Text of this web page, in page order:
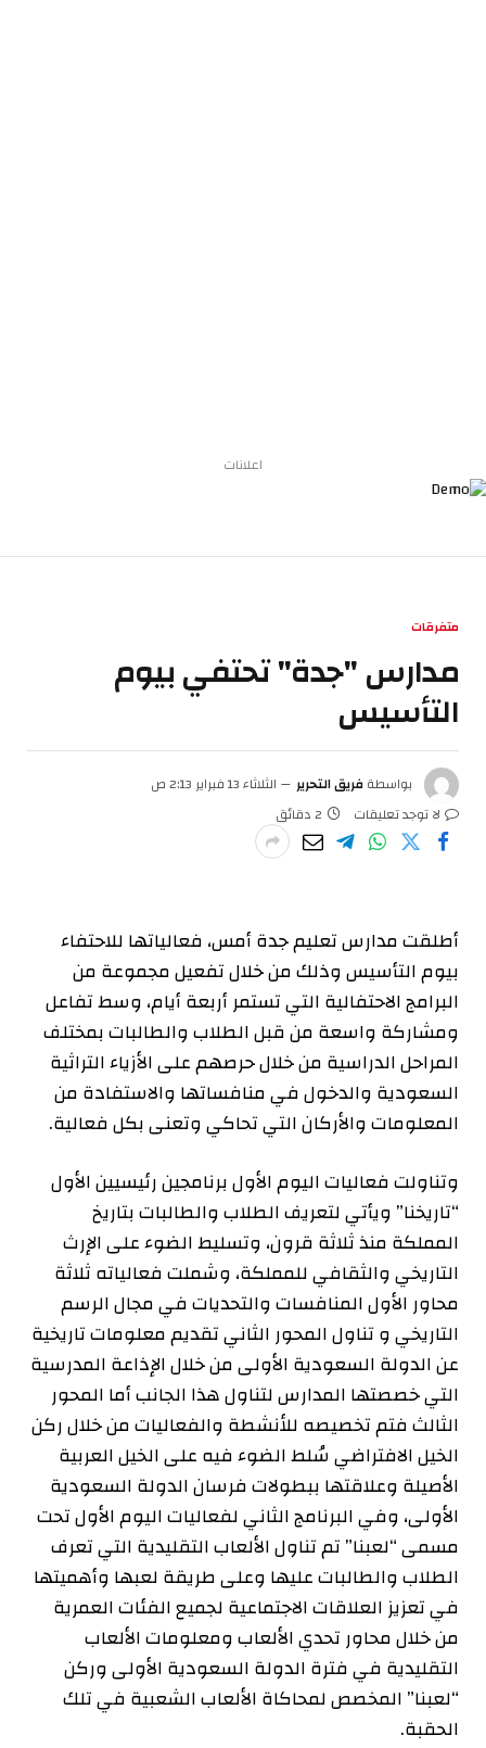
اعلانات
متفرقات
مدارس "جدة" تحتفي بيوم
التأسيس
بواسطةفريق التحرير
الثلاثاء 13 فبراير 2:13 ص
لا توجد تعليقات
2 دقائق
أطلقت مدارس تعليم جدة أمس، فعالياتها للاحتفاء
بيوم التأسيس وذلك من خلال تفعيل مجموعة من
البرامج الاحتفالية التي تستمر أربعة أيام، وسط تفاعل
ومشاركة واسعة من قبل الطلاب والطالبات بمختلف
المراحل الدراسية من خلال حرصهم على الأزياء التراثية
السعودية والدخول في منافساتها والاستفادة من
المعلومات والأركان التي تحاكي وتعنى بكل فعالية.
وتناولت فعاليات اليوم الأول برنامجين رئيسيين الأول
“تاريخنا” ويأتي لتعريف الطلاب والطالبات بتاريخ
المملكة منذ ثلاثة قرون، وتسليط الضوء على الإرث
التاريخي والثقافي للمملكة، وشملت فعالياته ثلاثة
محاور الأول المنافسات والتحديات في مجال الرسم
التاريخي و تناول المحور الثاني تقديم معلومات تاريخية
عن الدولة السعودية الأولى من خلال الإذاعة المدرسية
التي خصصتها المدارس لتناول هذا الجانب أما المحور
الثالث فتم تخصيصه للأنشطة والفعاليات من خلال ركن
الخيل الافتراضي سُلط الضوء فيه على الخيل العربية
الأصيلة وعلاقتها ببطولات فرسان الدولة السعودية
الأولى، وفي البرنامج الثاني لفعاليات اليوم الأول تحت
مسمى “لعبنا” تم تناول الألعاب التقليدية التي تعرف
الطلاب والطالبات عليها وعلى طريقة لعبها وأهميتها
في تعزيز العلاقات الاجتماعية لجميع الفئات العمرية
من خلال محاور تحدي الألعاب ومعلومات الألعاب
التقليدية في فترة الدولة السعودية الأولى وركن
“لعبنا” المخصص لمحاكاة الألعاب الشعبية في تلك
الحقبة.